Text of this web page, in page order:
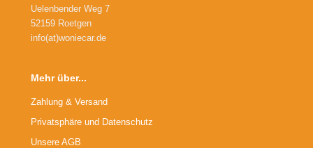
Uelenbender Weg 7
52159 Roetgen
info(at)woniecar.de
Mehr über...
Zahlung & Versand
Privatsphäre und Datenschutz
Unsere AGB